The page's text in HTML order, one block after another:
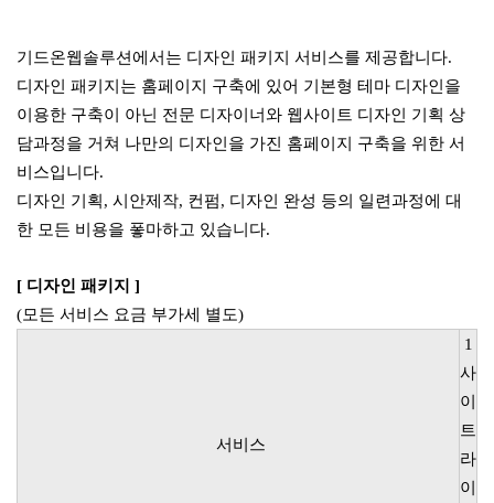
기드온웹솔루션에서는 디자인 패키지 서비스를 제공합니다.
디자인 패키지는 홈페이지 구축에 있어 기본형 테마 디자인을
이용한 구축이 아닌 전문 디자이너와 웹사이트 디자인 기획 상
담과정을 거쳐 나만의 디자인을 가진 홈페이지 구축을 위한 서
비스입니다.
디자인 기획, 시안제작, 컨펌, 디자인 완성 등의 일련과정에 대
한 모든 비용을 퐇마하고 있습니다.
[ 디자인 패키지 ]
(모든 서비스 요금 부가세 별도)
서비스
1
사
이
트
라
이